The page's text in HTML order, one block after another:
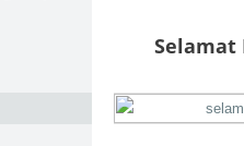
Selamat